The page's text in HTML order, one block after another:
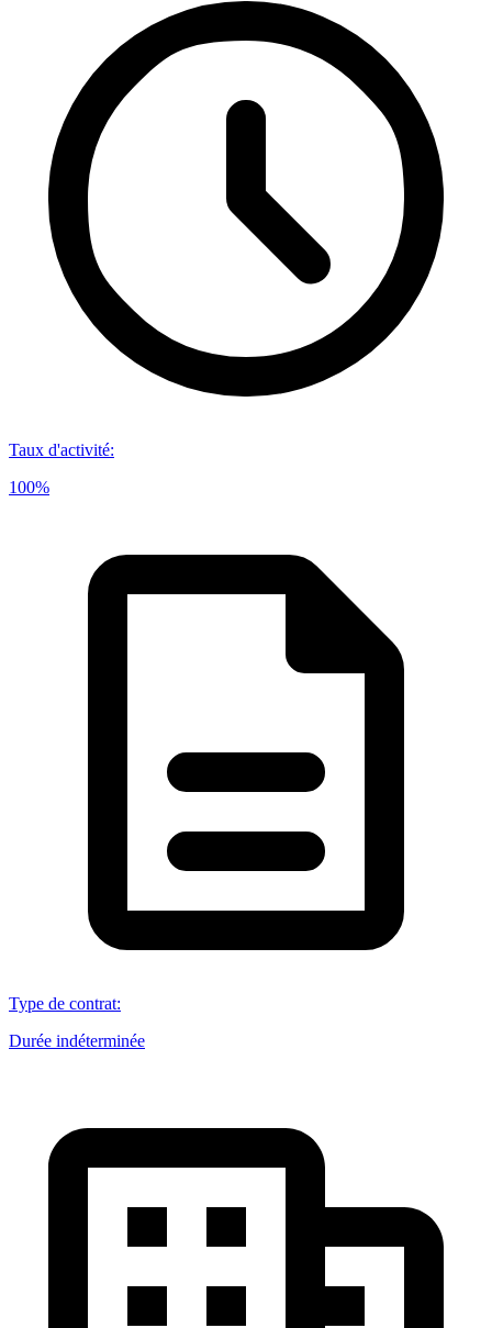
Taux d'activité:
100%
Type de contrat:
Durée indéterminée